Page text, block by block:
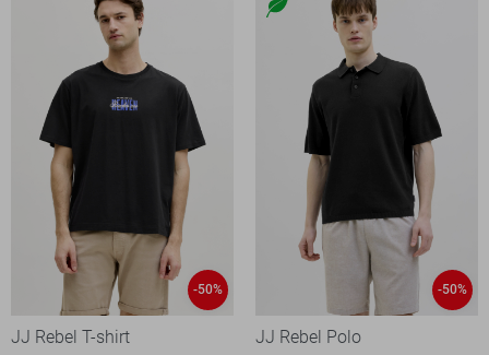
-50%
JJ Rebel T-shirt
-50%
JJ Rebel Polo